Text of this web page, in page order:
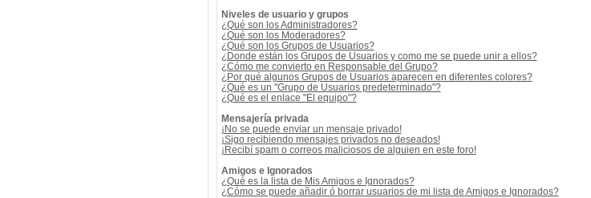
Niveles de usuario y grupos
¿Qué son los Administradores?
¿Qué son los Moderadores?
¿Qué son los Grupos de Usuarios?
¿Donde están los Grupos de Usuarios y como me se puede unir a ellos?
¿Cómo me convierto en Responsable del Grupo?
¿Por qué algunos Grupos de Usuarios aparecen en diferentes colores?
¿Qué es un "Grupo de Usuarios predeterminado"?
¿Qué es el enlace "El equipo"?
Mensajería privada
¡No se puede enviar un mensaje privado!
¡Sigo recibiendo mensajes privados no deseados!
¡Recibí spam o correos maliciosos de alguien en este foro!
Amigos e Ignorados
¿Qué es la lista de Mis Amigos e Ignorados?
¿Cómo se puede añadir ó borrar usuarios de mi lista de Amigos e Ignorados?